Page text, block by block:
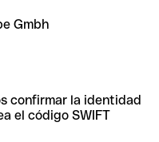
Gmbh
confirmar la identidad
el código SWIFT